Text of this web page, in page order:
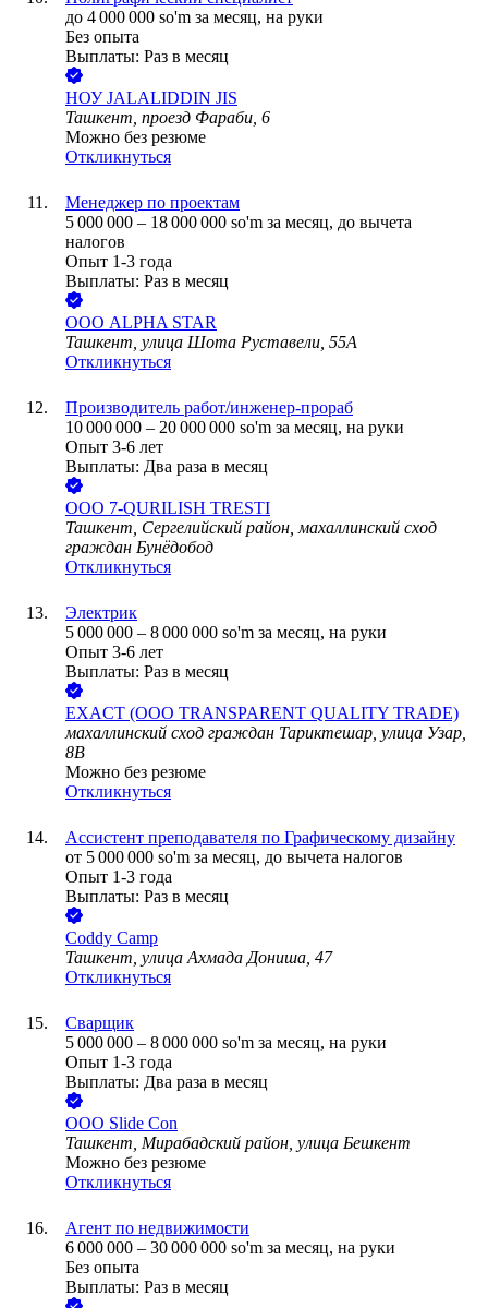
до 4 000 000 so'm за месяц, на руки
Без опыта
Выплаты: Раз в месяц
НОУ JALALIDDIN JIS
Ташкент, проезд Фараби, 6
Можно без резюме
Откликнуться
Менеджер по проектам
5 000 000 – 18 000 000 so'm за месяц, до вычета
налогов
Опыт 1-3 года
Выплаты: Раз в месяц
ООО ALPHA STAR
Ташкент, улица Шота Руставели, 55А
Откликнуться
Производитель работ/инженер-прораб
10 000 000 – 20 000 000 so'm за месяц, на руки
Опыт 3-6 лет
Выплаты: Два раза в месяц
ООО 7-QURILISH TRESTI
Ташкент, Сергелийский район, махаллинский сход
граждан Бунёдобод
Откликнуться
Электрик
5 000 000 – 8 000 000 so'm за месяц, на руки
Опыт 3-6 лет
Выплаты: Раз в месяц
EXACT (ООО TRANSPARENT QUALITY TRADE)
махаллинский сход граждан Тариктешар, улица Узар,
8B
Можно без резюме
Откликнуться
Ассистент преподавателя по Графическому дизайну
от 5 000 000 so'm за месяц, до вычета налогов
Опыт 1-3 года
Выплаты: Раз в месяц
Coddy Camp
Ташкент, улица Ахмада Дониша, 47
Откликнуться
Сварщик
5 000 000 – 8 000 000 so'm за месяц, на руки
Опыт 1-3 года
Выплаты: Два раза в месяц
ООО Slide Con
Ташкент, Мирабадский район, улица Бешкент
Можно без резюме
Откликнуться
Агент по недвижимости
6 000 000 – 30 000 000 so'm за месяц, на руки
Без опыта
Выплаты: Раз в месяц